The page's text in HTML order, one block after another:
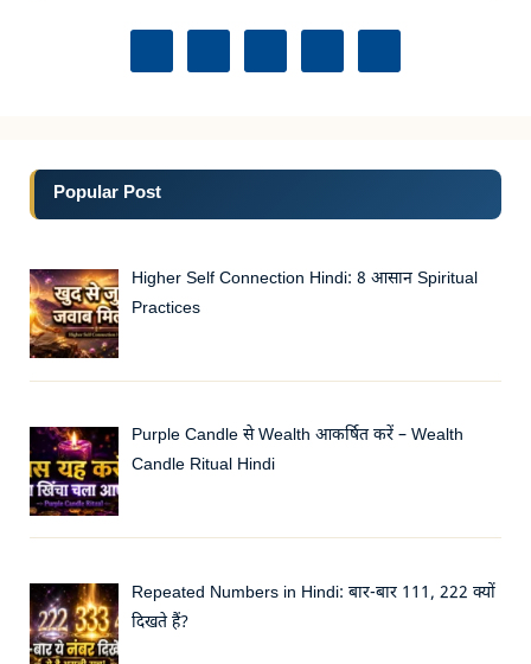
Popular Post
Higher Self Connection Hindi: 8 आसान Spiritual
Practices
Purple Candle से Wealth आकर्षित करें – Wealth
Candle Ritual Hindi
Repeated Numbers in Hindi: बार-बार 111, 222 क्यों
दिखते हैं?